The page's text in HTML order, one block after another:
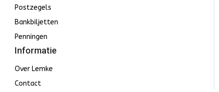
Postzegels
Bankbiljetten
Penningen
Informatie
Over Lemke
Contact